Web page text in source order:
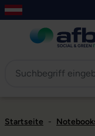
Hauptinhalt
Zur Navigation der
Startseite -